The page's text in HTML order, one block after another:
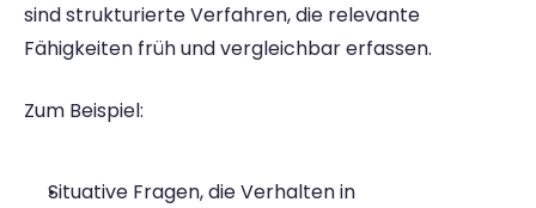
sind strukturierte Verfahren, die relevante
Fähigkeiten früh und vergleichbar erfassen.
Zum Beispiel:
Situative Fragen, die Verhalten in